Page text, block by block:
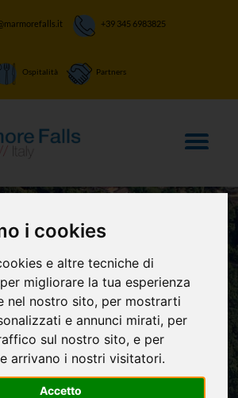
i cookies
e altre tecniche di
migliorare la tua esperienza
nel nostro sito, per mostrarti
e annunci mirati, per
sul nostro sito, e per
arrivano i nostri visitatori.
Accetto
+39 345 6983825
Ospitalità Partners
STUPIRE: